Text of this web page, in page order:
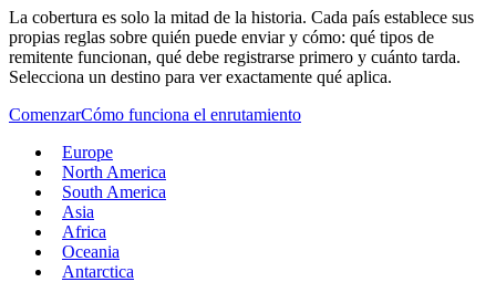
La cobertura es solo la mitad de la historia. Cada país establece sus
propias reglas sobre quién puede enviar y cómo: qué tipos de
remitente funcionan, qué debe registrarse primero y cuánto tarda.
Selecciona un destino para ver exactamente qué aplica.
ComenzarCómo funciona el enrutamiento
Europe
North America
South America
Asia
Africa
Oceania
Antarctica